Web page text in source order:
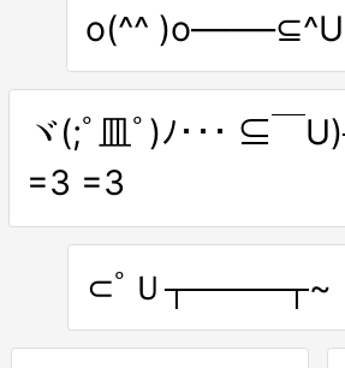
o(^^
ヾ(;ﾟ皿ﾟ)ﾉ･･･ ⊆￣
=3 =3
⊂ﾟＵ┬────┬~